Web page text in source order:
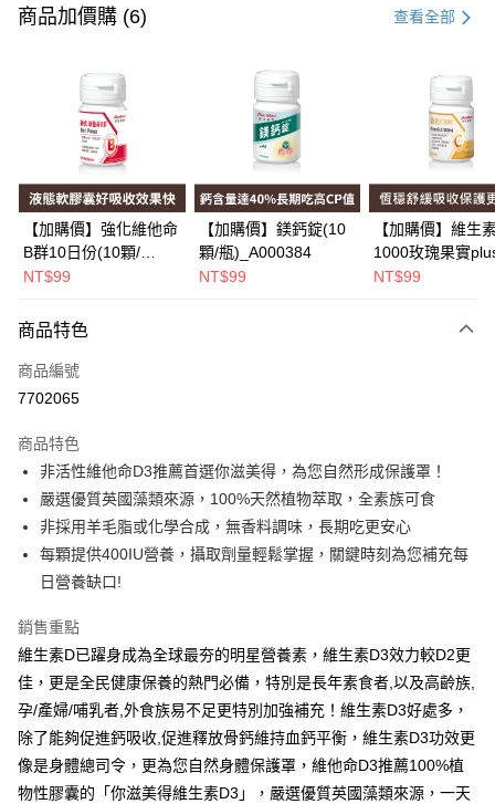
信用卡一次付款
Apple Pay
悠遊付
Google Pay
大哥付你分期
相關說明
【大哥付你分期使用說明】
2.付款方式選擇「大哥付你分期」，訂單成立後會自動跳轉到大哥付的交易
流程，驗證手機門號後，選擇欲分期的期數、繳款截止日，確認付款後即完
成交易。
3.實際核准額度、可分期數及費用金額請依後續交易確認頁面所載為準。
消。如遇「轉專審核」未通過狀況，表示未達大哥付你分期系統評分，恕無
法說明評估內容。
【繳款方式說明】
1.分期款項不併入電信帳單，「大哥付你分期」於每月結算日後寄送繳費提
2.透過簡訊連結打開帳單後，可選擇「超商條碼／台灣大直營門市／銀行轉
帳／街口支付／iPASS MONEY」等通路繳費。
【注意事項】
1.本服務係由「台灣大哥大股份有限公司」（以下簡稱本公司）所提供，讓
用戶於交易時，得透過本服務購買商品或服務，並由商店將買賣／分期付款
買賣價金債權讓與本公司後，依約使用本公司帳單繳交帳款。
2.基於同意付款使用「大哥付你分期」之契約關係目的，商店將以您的個人
資料（包含姓名、電話或地址）提供予台灣大哥大進項蒐集、處理及利用，
AFTEE先享後付
相關說明
【關於「AFTEE先享後付」】
AFTEE先享後付是「在收到商品之後才付款」的支付方式。 讓您購物簡單
便利好安心！
１．簡單：不需註冊會員、不需綁卡、不需儲值。
３．安心：先確認商品／服務後，再付款。
１．於結帳方式選擇「AFTEE先享後付」後，將跳轉至「AFTEE先享後付」
２．訂單成立數日內，您將收到繳費通知簡訊。
３．收到繳費通知簡訊後14天內，點擊此簡訊中的連結，可透過四大超商／
ATM／網路銀行／等多元方式進行付款，方視為交易完成。
※ 請注意：結帳手續完成當下不需立刻繳費，但若您需要取消訂單，請聯絡
購買商品的店家。未經商家同意取消之訂單仍視為有效，需透過AFTEE先享
後付繳納相關費用。
是否繳費成功／繳費後需取消欲退款等相關疑問，請聯繫「AFTEE先享後付
Hami Point
相關說明
「Hami Point」為中華電信所提供之點數服務，可於會員專區綁定中華電信
會員帳號後，即可在購物車使用 Hami Point 折抵消費金額 (1點等於1元)。
ATM付款
全家取貨付款
每筆NT$60，滿NT$699(含以上)免運費
付款後全家取貨
每筆NT$60，滿NT$699(含以上)免運費
萊爾富取貨付款
商品加價購 (6) 查看全部
【加購價】強化維他命
B群10日份(10顆/
瓶)_A000226
NT$99
【加購價】鎂鈣錠(10
顆/瓶)_A000384
NT$99
【加購價】維生
1000玫瑰果實
(10錠/瓶)*1瓶
NT$99
商品特色
商品編號
7702065
商品特色
非活性維他命D3推薦首選你滋美得，為您自然形成保護罩！
嚴選優質英國藻類來源，100%天然植物萃取，全素族可食
非採用羊毛脂或化學合成，無香料調味，長期吃更安心
每顆提供400IU營養，攝取劑量輕鬆掌握，關鍵時刻為您補充每
日營養缺口!
銷售重點
維生素D已躍身成為全球最夯的明星營養素，維生素D3效力較D2更
佳，更是全民健康保養的熱門必備，特別是長年素食者,以及高齡族,
孕/產婦/哺乳者,外食族易不足更特別加強補充！維生素D3好處多，
除了能夠促進鈣吸收,促進釋放骨鈣維持血鈣平衡，維生素D3功效更
像是身體總司令，更為您自然身體保護罩，維他命D3推薦100%植
物性膠囊的「你滋美得維生素D3」，嚴選優質英國藻類來源，一天